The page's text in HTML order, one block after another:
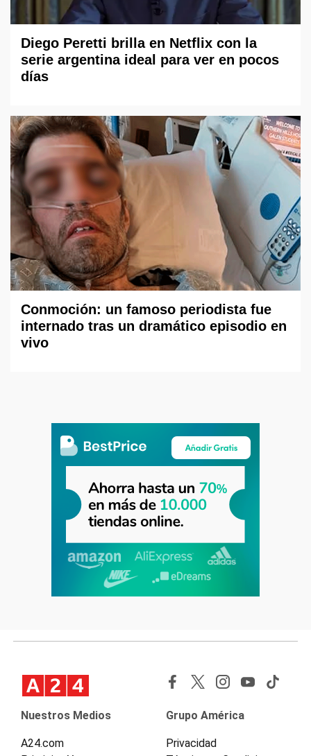
Diego Peretti brilla en Netflix con la
serie argentina ideal para ver en pocos
días
Conmoción: un famoso periodista fue
internado tras un dramático episodio en
vivo
Nuestros Medios
A24.com
Grupo América
Privacidad